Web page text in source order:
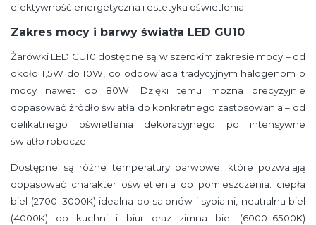
efektywność energetyczna i estetyka oświetlenia.
Zakres mocy i barwy światła LED GU10
Żarówki LED GU10 dostępne są w szerokim zakresie mocy – od
około 1,5W do 10W, co odpowiada tradycyjnym halogenom o
mocy nawet do 80W. Dzięki temu można precyzyjnie
dopasować źródło światła do konkretnego zastosowania – od
delikatnego oświetlenia dekoracyjnego po intensywne
światło robocze.
Dostępne są różne temperatury barwowe, które pozwalają
dopasować charakter oświetlenia do pomieszczenia: ciepła
biel (2700–3000K) idealna do salonów i sypialni, neutralna biel
(4000K) do kuchni i biur oraz zimna biel (6000–6500K)